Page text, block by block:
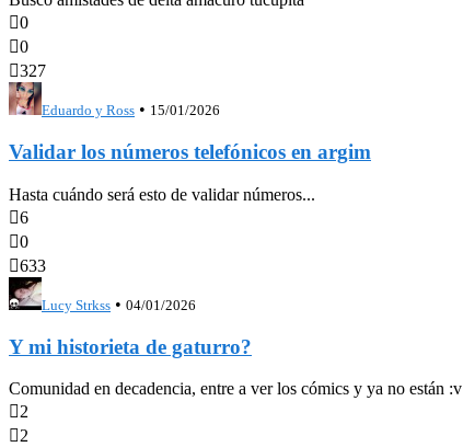
0
0
327
Eduardo y Ross • 15/01/2026
Validar los números telefónicos en argim
Hasta cuándo será esto de validar números...
6
0
633
Lucy Strkss • 04/01/2026
Y mi historieta de gaturro?
Comunidad en decadencia, entre a ver los cómics y ya no están :v
2
2